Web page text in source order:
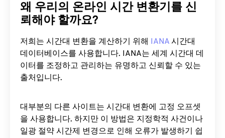
왜 우리의 온라인 시간 변환기를 신
뢰해야 할까요?
저희는 시간대 변환을 계산하기 위해 IANA 시간대
데이터베이스를 사용합니다. IANA는 세계 시간대 데
이터를 조정하고 관리하는 유명하고 신뢰할 수 있는
출처입니다.
대부분의 다른 사이트는 시간대 변환에 ​​고정 오프셋
을 사용합니다. 하지만 이 방법은 지정학적 사건이나
일광 절약 시간제 변경으로 인해 오류가 발생하기 쉽